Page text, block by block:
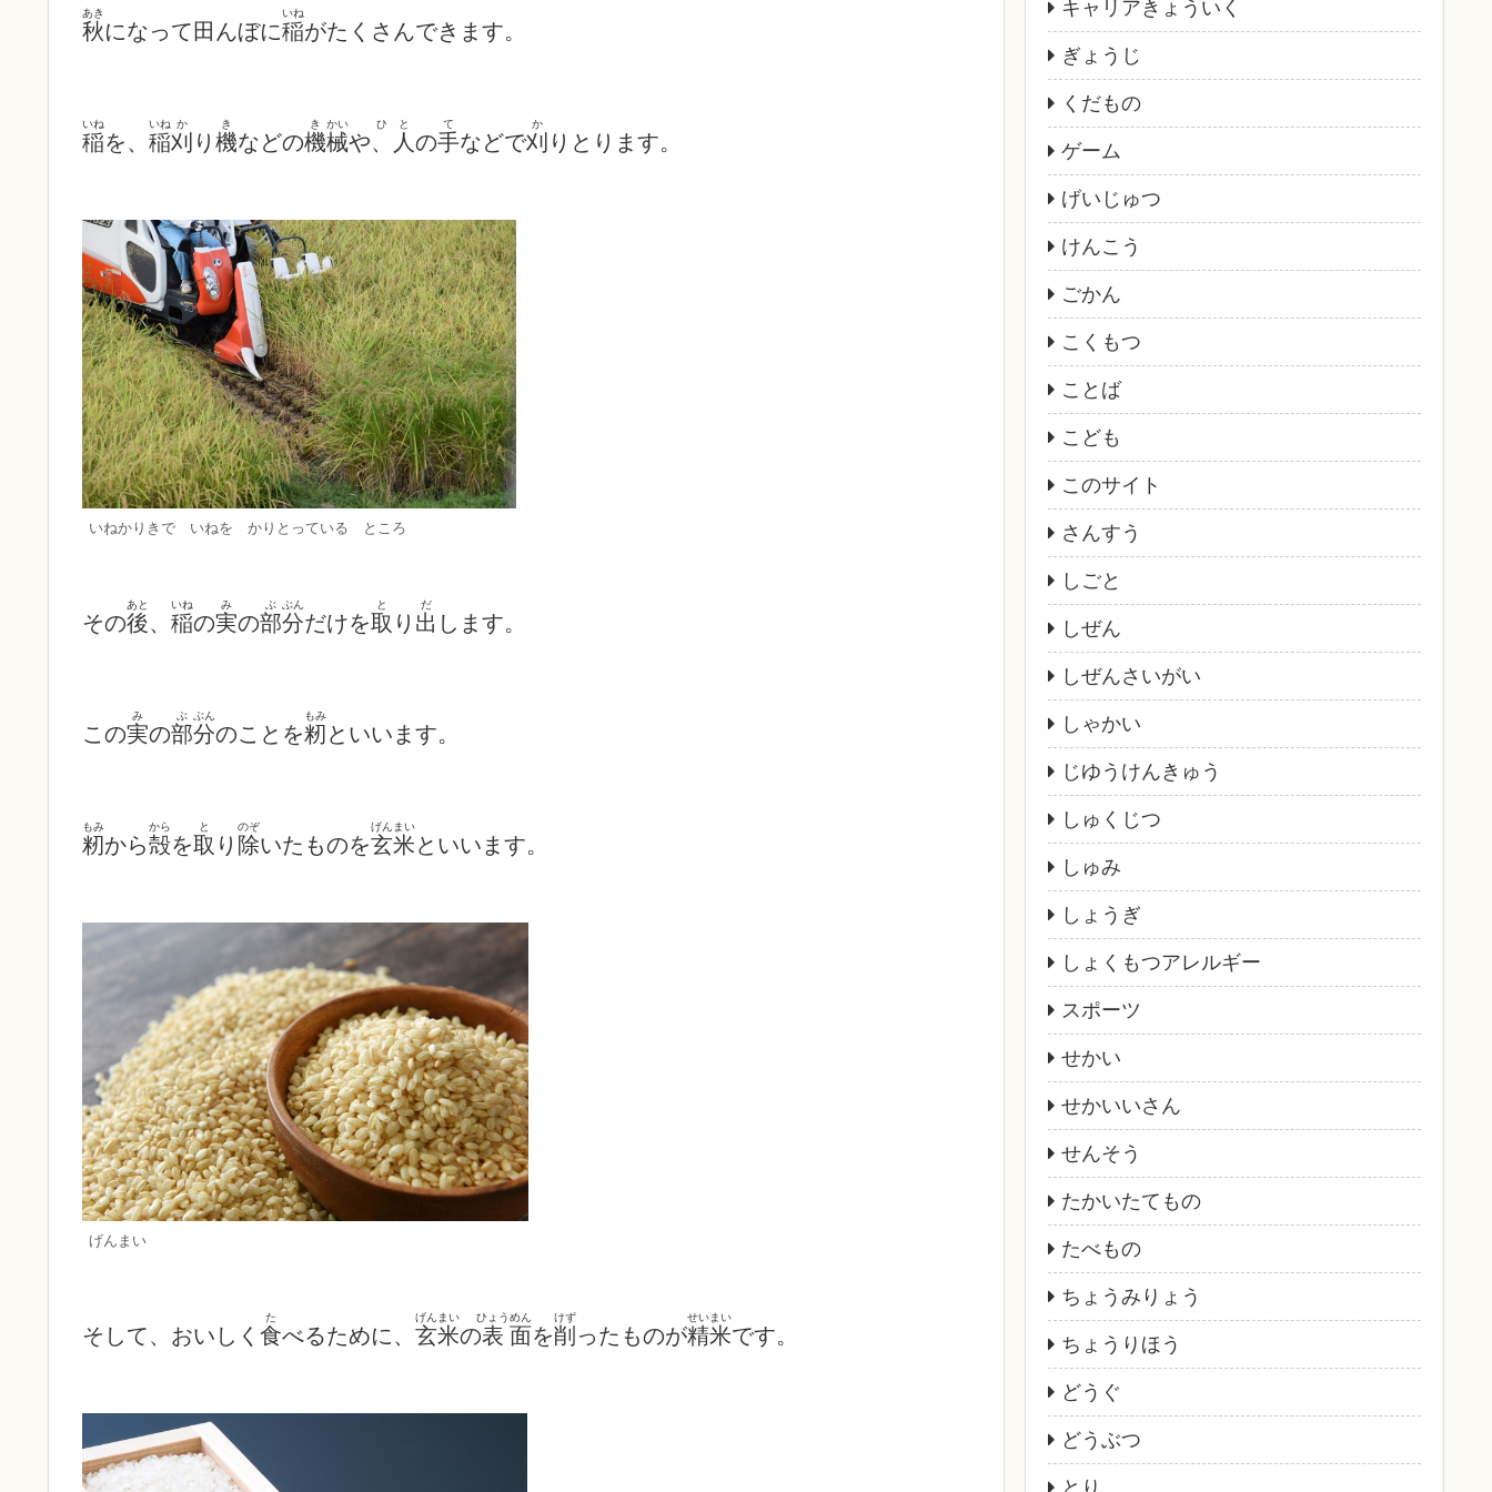
秋
あき
になって田んぼに稲
いね
がたくさんできます。
稲
いね
を、 稲
いね
刈
か
り 機
き
などの機
き
械
かい
や、人
ひと
の手
て
などで刈
か
りとります。
いねかりきで いねを かりとっている ところ
その後
あと
、 稲
いね
の実
み
の部
ぶ
分
ぶん
だけを取
と
り 出
だ
します。
この実
み
の部
ぶ
分
ぶん
のことを籾
もみ
といいます。
籾
もみ
から殻
から
を取
と
り 除
のぞ
いたものを玄米
げんまい
といいます。
げんまい
そして、おいしく 食
た
べるために、 玄米
げんまい
の表
ひょう
面
めん
を削
けず
ったものが精米
せいまい
です。
キャリアきょういく
ぎょうじ
くだもの
ゲーム
げいじゅつ
けんこう
ごかん
こくもつ
ことば
こども
このサイト
さんすう
しごと
しぜん
しぜんさいがい
しゃかい
じゆうけんきゅう
しゅくじつ
しゅみ
しょうぎ
しょくもつアレルギー
スポーツ
せかい
せかいいさん
せんそう
たかいたてもの
たべもの
ちょうみりょう
ちょうりほう
どうぐ
どうぶつ